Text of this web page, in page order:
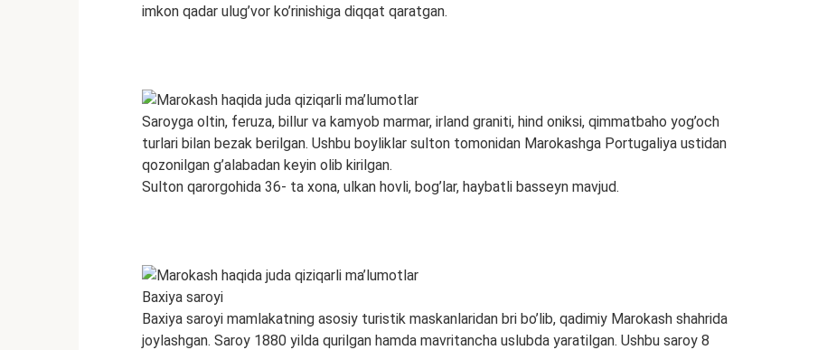
imkon qadar ulug’vor ko’rinishiga diqqat qaratgan.
Saroyga oltin, feruza, billur va kamyob marmar, irland graniti, hind oniksi, qimmatbaho yog’och
turlari bilan bezak berilgan. Ushbu boyliklar sulton tomonidan Marokashga Portugaliya ustidan
qozonilgan g’alabadan keyin olib kirilgan.
Sulton qarorgohida 36- ta xona, ulkan hovli, bog’lar, haybatli basseyn mavjud.
Baxiya saroyi
Baxiya saroyi mamlakatning asosiy turistik maskanlaridan bri bo’lib, qadimiy Marokash shahrida
joylashgan. Saroy 1880 yilda qurilgan hamda mavritancha uslubda yaratilgan. Ushbu saroy 8